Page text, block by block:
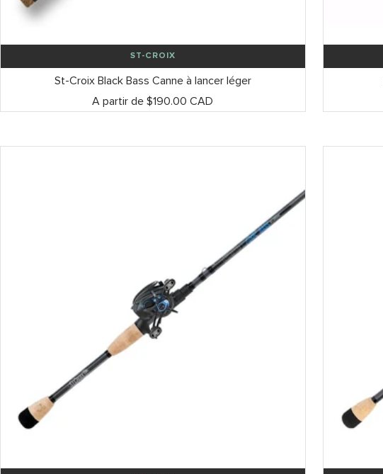
ST-CROIX
St-Croix Black Bass Canne à lancer léger
Prix
A partir de $190.00 CAD